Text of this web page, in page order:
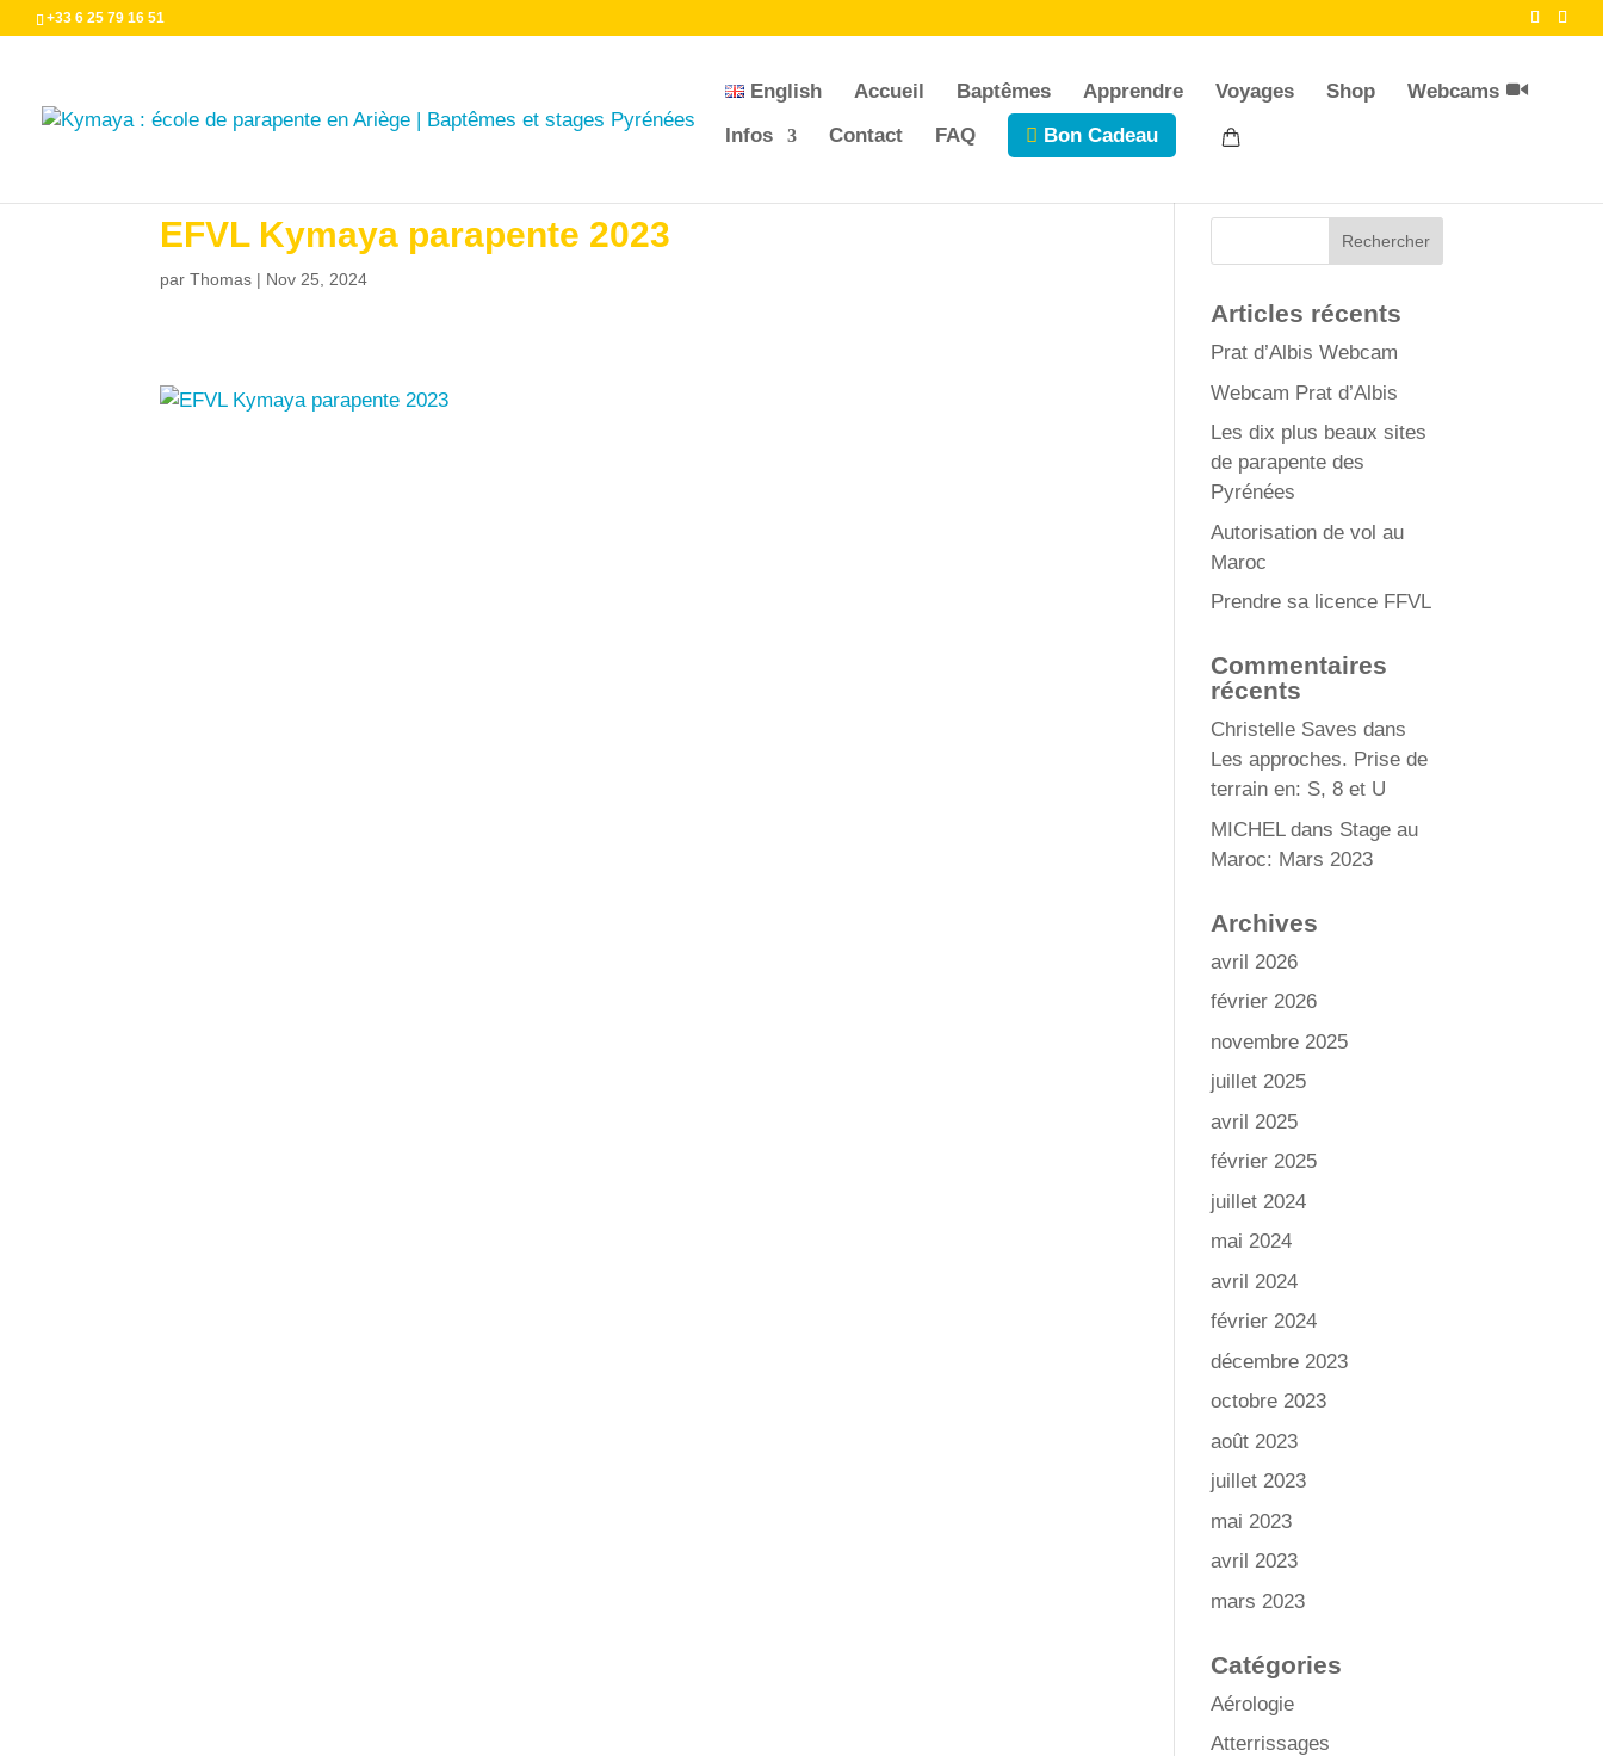
+33 6 25 79 16 51
English Accueil Baptêmes Apprendre Voyages Shop
Webcams
Infos
Contact FAQ Bon Cadeau
EFVL Kymaya parapente 2023
parThomas | Nov 25, 2024
Articles récents
Prat d’Albis Webcam
Webcam Prat d’Albis
Les dix plus beaux sites
de parapente des
Pyrénées
Autorisation de vol au
Maroc
Prendre sa licence FFVL
Commentaires
récents
Christelle Saves dans
Les approches. Prise de
terrain en: S, 8 et U
MICHELdans Stage au
Maroc: Mars 2023
Archives
avril 2026
février 2026
novembre 2025
juillet 2025
avril 2025
février 2025
juillet 2024
mai 2024
avril 2024
février 2024
décembre 2023
octobre 2023
août 2023
juillet 2023
mai 2023
avril 2023
mars 2023
Catégories
Aérologie
Atterrissages